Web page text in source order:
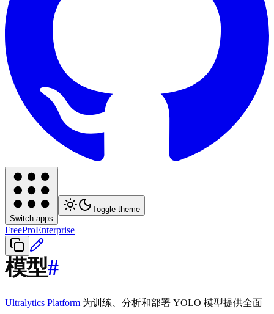
Switch apps
Toggle theme
FreeProEnterprise
模型#
Ultralytics Platform 为训练、分析和部署 YOLO 模型提供全面